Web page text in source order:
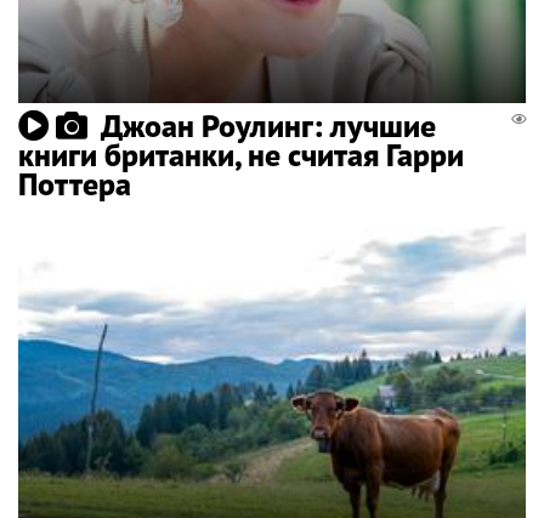
Джоан Роулинг: лучшие
книги британки, не считая Гарри
Поттера